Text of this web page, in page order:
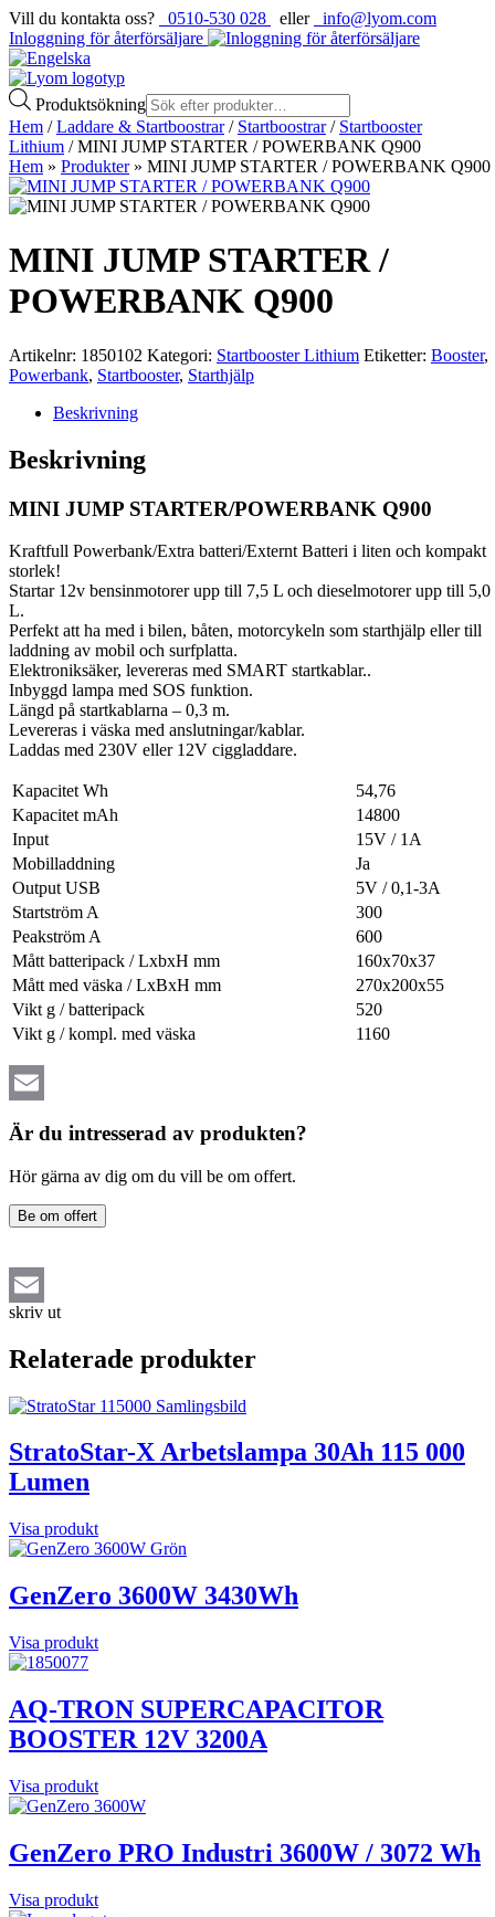
Vill du kontakta oss? 0510-530 028 eller
info@lyom.com
Inloggning för återförsäljare
Produktsökning
Hem /Laddare & Startboostrar/ Startboostrar/ Startbooster
Lithium / MINI JUMP STARTER / POWERBANK Q900
Hem » Produkter» MINI JUMP STARTER / POWERBANK Q900
MINI JUMP STARTER /
POWERBANK Q900
Artikelnr: 1850102 Kategori: Startbooster Lithium Etiketter: Booster,
Powerbank, Startbooster, Starthjälp
Beskrivning
Beskrivning
MINI JUMP STARTER/POWERBANK Q900
Kraftfull Powerbank/Extra batteri/Externt Batteri i liten och kompakt
storlek!
Startar 12v bensinmotorer upp till 7,5 L och dieselmotorer upp till 5,0
L.
Perfekt att ha med i bilen, båten, motorcykeln som starthjälp eller till
laddning av mobil och surfplatta.
Elektroniksäker, levereras med SMART startkablar..
Inbyggd lampa med SOS funktion.
Längd på startkablarna – 0,3 m.
Levereras i väska med anslutningar/kablar.
Laddas med 230V eller 12V ciggladdare.
Kapacitet Wh
54,76
Kapacitet mAh
14800
Input
15V / 1A
Mobilladdning
Ja
Output USB
5V / 0,1-3A
Startström A
300
Peakström A
600
Mått batteripack / LxbxH mm
160x70x37
Mått med väska / LxBxH mm
270x200x55
Vikt g / batteripack
520
Vikt g / kompl. med väska
1160
Email
Är du intresserad av produkten?
Hör gärna av dig om du vill be om offert.
Be om offert
Email
skriv ut
Relaterade produkter
StratoStar-X Arbetslampa 30Ah 115 000
Lumen
Visa produkt
GenZero 3600W 3430Wh
Visa produkt
AQ-TRON SUPERCAPACITOR
BOOSTER 12V 3200A
Visa produkt
GenZero PRO Industri 3600W / 3072 Wh
Visa produkt